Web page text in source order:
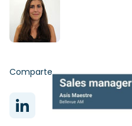
Comparte